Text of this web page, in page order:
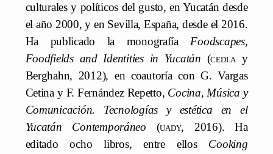
culturales y políticos del gusto, en Yucatán desde
el año 2000, y en Sevilla, España, desde el 2016.
Ha publicado la monografíaFoodscapes,
Foodfields and Identities in Yucatán (cedlay
Berghahn, 2012), en coautoría con G. Vargas
Cetina y F. Fernández Repetto, Cocina, Música y
Comunicación. Tecnologías y estética en el
Yucatán Contemporáneo (uady, 2016). Ha
editado ocho libros, entre ellos Cooking